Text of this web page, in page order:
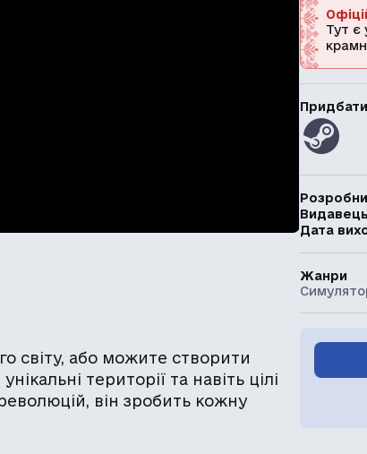
світу, або можите створити
території та навіть цілі
він зробить кожну
Тут є
Видавець
Дата
Жанри